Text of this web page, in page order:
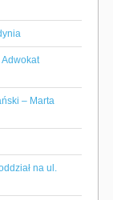
– Marta
na ul.